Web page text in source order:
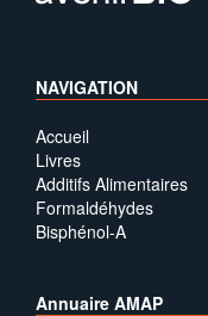
NAVIGATION
Accueil
Livres
Additifs Alimentaires
Formaldéhydes
Bisphénol-A
Annuaire AMAP